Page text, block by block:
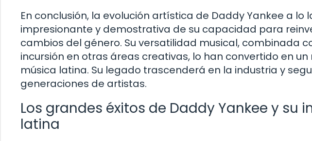
En conclusión, la evolución artística de Daddy Yankee a lo
impresionante y demostrativa de su capacidad para
cambios del género. Su versatilidad musical, combinada
incursión en otras áreas creativas, lo han convertido en
música latina. Su legado trascenderá en la industria y
generaciones de artistas.
Los grandes éxitos de Daddy Yankee y su
latina